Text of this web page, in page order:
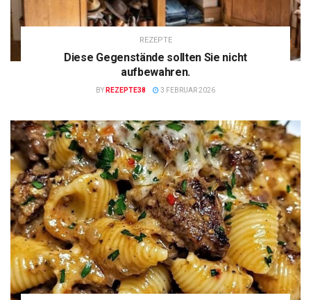
REZEPTE
Diese Gegenstände sollten Sie nicht
aufbewahren.
BY REZEPTE38 3 FEBRUAR 2026